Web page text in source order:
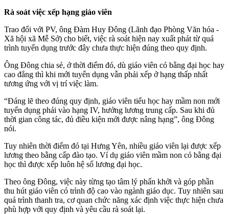
Rà soát việc xếp hạng giáo viên
Trao đổi với PV, ông Đàm Huy Đông (Lãnh đạo Phòng Văn hóa -
Xã hội xã Mễ Sở) cho biết, việc rà soát hiện nay xuất phát từ quá
trình tuyển dụng trước đây chưa thực hiện đúng theo quy định.
Ông Đông chia sẻ, ở thời điểm đó, dù giáo viên có bằng đại học hay
cao đẳng thì khi mới tuyển dụng vẫn phải xếp ở hạng thấp nhất
tương ứng với vị trí việc làm.
“Đáng lẽ theo đúng quy định, giáo viên tiểu học hay mầm non mới
tuyển dụng phải vào hạng IV, hưởng lương trung cấp. Sau khi đủ
thời gian công tác, đủ điều kiện mới được nâng hạng”, ông Đông
nói.
Tuy nhiên thời điểm đó tại Hưng Yên, nhiều giáo viên lại được xếp
lương theo bằng cấp đào tạo. Ví dụ giáo viên mầm non có bằng đại
học thì được xếp luôn hệ số lương đại học.
Theo ông Đông, việc này từng tạo tâm lý phấn khởi và góp phần
thu hút giáo viên có trình độ cao vào ngành giáo dục. Tuy nhiên sau
quá trình thanh tra, cơ quan chức năng xác định việc thực hiện chưa
phù hợp với quy định và yêu cầu rà soát lại.